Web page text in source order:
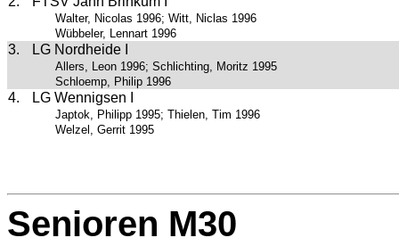
Walter, Nicolas 1996; Witt, Niclas 1996
Wübbeler, Lennart 1996
3. LG Nordheide I
Allers, Leon 1996; Schlichting, Moritz 1995
Schloemp, Philip 1996
4. LG Wennigsen I
Japtok, Philipp 1995; Thielen, Tim 1996
Welzel, Gerrit 1995
Senioren M30